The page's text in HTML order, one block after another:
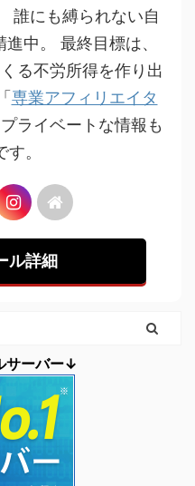
誰にも縛られない自
中。 最終目標は、
る不労所得を作り出
専業アフィリエイタ
プライベートな情報も
。
ル詳細
サーバー↓